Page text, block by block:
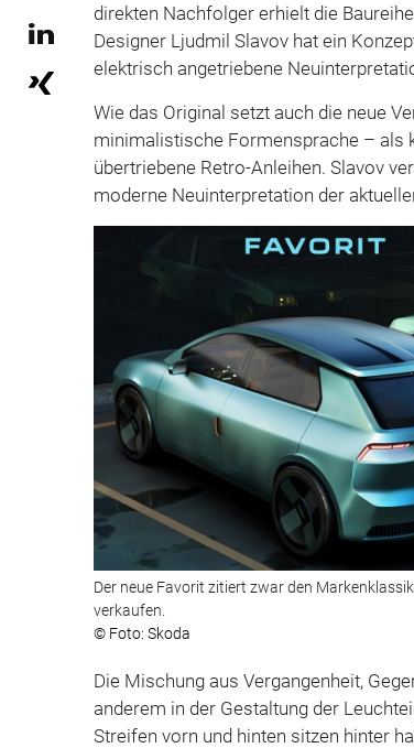
direkten Nachfolger erhielt die
Designer Ljudmil Slavov hat ein
elektrisch angetriebene
Wie das Original setzt auch die neue
minimalistische Formensprache – als
übertriebene Retro-Anleihen. Slavov
moderne Neuinterpretation der
Der neue Favorit zitiert zwar den
verkaufen.
© Foto: Skoda
Die Mischung aus Vergangenheit,
anderem in der Gestaltung der
Streifen vorn und hinten sitzen hinter